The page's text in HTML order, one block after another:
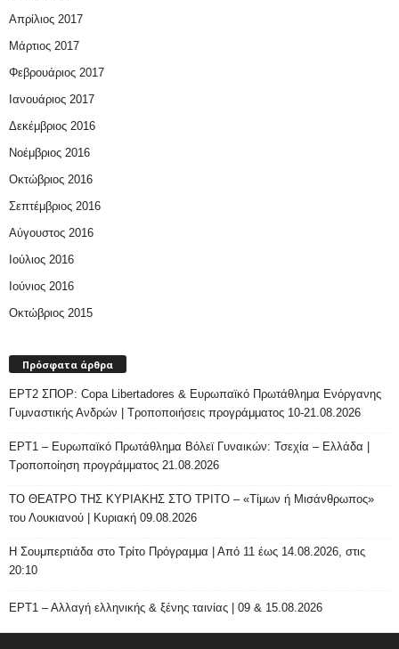
Απρίλιος 2017
Μάρτιος 2017
Φεβρουάριος 2017
Ιανουάριος 2017
Δεκέμβριος 2016
Νοέμβριος 2016
Οκτώβριος 2016
Σεπτέμβριος 2016
Αύγουστος 2016
Ιούλιος 2016
Ιούνιος 2016
Οκτώβριος 2015
Πρόσφατα άρθρα
ΕΡΤ2 ΣΠΟΡ: Copa Libertadores & Ευρωπαϊκό Πρωτάθλημα Ενόργανης
Γυμναστικής Ανδρών | Τροποποιήσεις προγράμματος 10-21.08.2026
ΕΡΤ1 – Ευρωπαϊκό Πρωτάθλημα Βόλεϊ Γυναικών: Τσεχία – Ελλάδα |
Τροποποίηση προγράμματος 21.08.2026
ΤΟ ΘΕΑΤΡΟ ΤΗΣ ΚΥΡΙΑΚΗΣ ΣΤΟ ΤΡΙΤΟ – «Τίμων ή Μισάνθρωπος»
του Λουκιανού | Κυριακή 09.08.2026
H Σουμπερτιάδα στο Τρίτο Πρόγραμμα | Από 11 έως 14.08.2026, στις
20:10
ΕΡΤ1 – Αλλαγή ελληνικής & ξένης ταινίας | 09 & 15.08.2026